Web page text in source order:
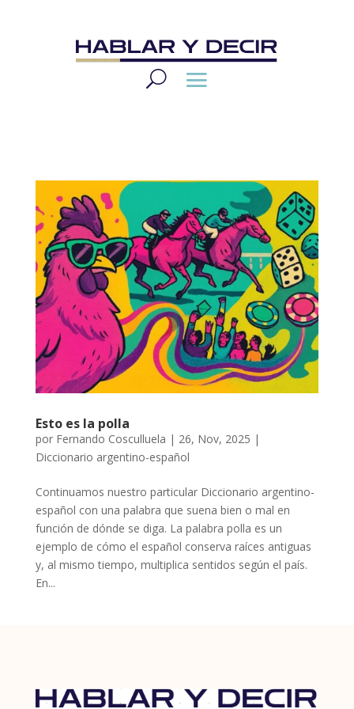
Esto es la polla
por Fernando Cosculluela | 26, Nov, 2025 |
Diccionario argentino-español
Continuamos nuestro particular Diccionario argentino-
español con una palabra que suena bien o mal en
función de dónde se diga. La palabra polla es un
ejemplo de cómo el español conserva raíces antiguas
y, al mismo tiempo, multiplica sentidos según el país.
En...